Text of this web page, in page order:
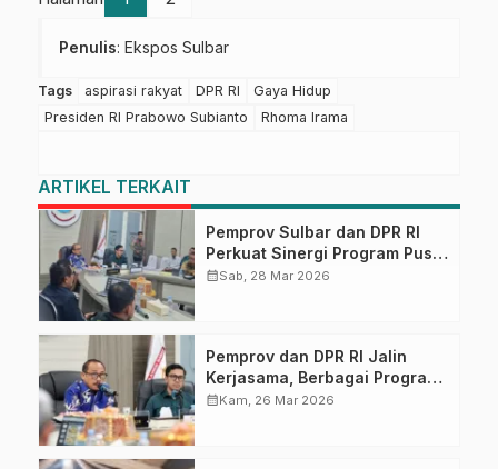
Penulis: Ekspos Sulbar
Tags aspirasi rakyat DPR RI
Gaya Hidup
Presiden RI Prabowo Subianto
Rhoma Irama
ARTIKEL TERKAIT
Pemprov Sulbar dan DPR RI
Perkuat Sinergi Program Pusat
untuk Ketahanan Pangan
calendar_monthSab, 28 Mar 2026
Pemprov dan DPR RI Jalin
Kerjasama, Berbagai Program
Pusat Masuk ke Sulbar
calendar_monthKam, 26 Mar 2026